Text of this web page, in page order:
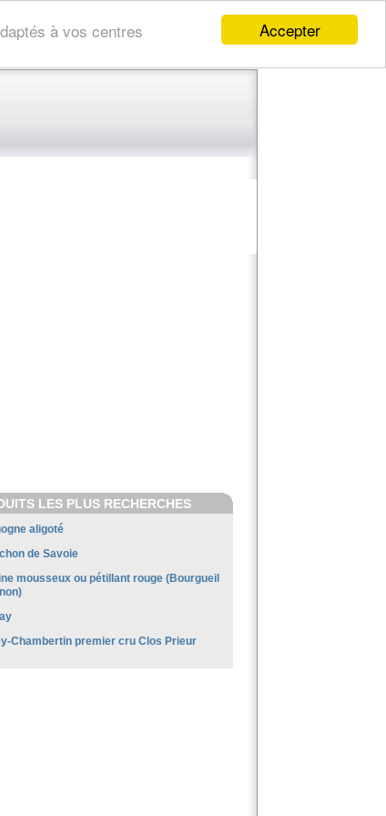
Accepter
à vos centres
LES PLUS RECHERCHES
aligoté
de Savoie
mousseux ou pétillant rouge (Bourgueil
Chambertin premier cru Clos Prieur